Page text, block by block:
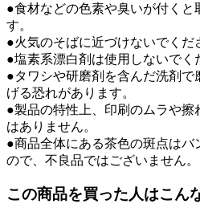
●食材などの色素や臭いが付くと
す。
●火気のそばに近づけないでくだ
●塩素系漂白剤は使用しないでく
●タワシや研磨剤を含んだ洗剤で
げる恐れがあります。
●製品の特性上、印刷のムラや擦
はありません。
●商品全体にある茶色の斑点はバ
ので、不良品ではございません。
この商品を買った人はこん